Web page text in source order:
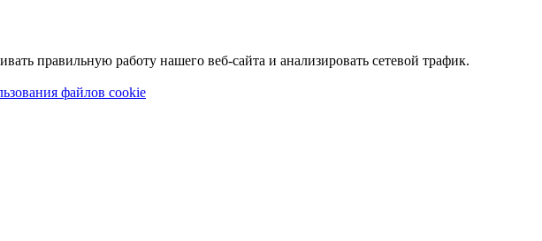
правильную работу нашего веб-сайта и анализировать сетевой трафик.
файлов cookie